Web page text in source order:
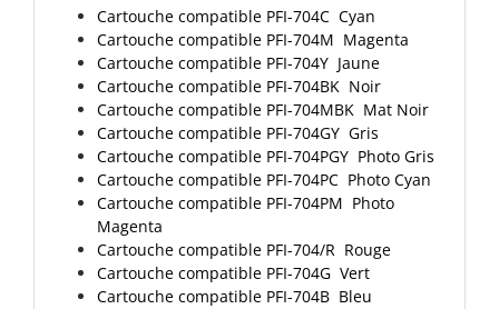
Cartouche compatible PFI-704C Cyan
Cartouche compatible PFI-704M Magenta
Cartouche compatible PFI-704Y Jaune
Cartouche compatible PFI-704BK Noir
Cartouche compatible PFI-704MBK Mat Noir
Cartouche compatible PFI-704GY Gris
Cartouche compatible PFI-704PGY Photo Gris
Cartouche compatible PFI-704PC Photo Cyan
Cartouche compatible PFI-704PM Photo
Magenta
Cartouche compatible PFI-704/R Rouge
Cartouche compatible PFI-704G Vert
Cartouche compatible PFI-704B Bleu